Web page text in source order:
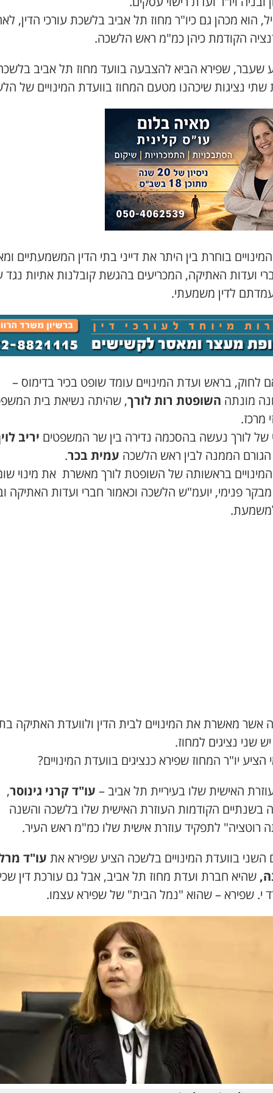
הוא מכהן גם כיו"ר מחוז תל אביב בלשכת עורכי הדין,
הקודמת כיהן כמ"מ ראש הלשכה.
שעבר, שפירא הביא להצבעה בוועד מחוז תל אביב
שתי נציגות שיכהנו מטעם המחוז בוועדת המינויים של
בוחרת בין היתר את דייני בתי הדין המשמעתיים
ועדות האתיקה, המכריעים בהגשת קובלנות אתיות נגד
לדין משמעתי.
לחוק, בראש ועדת המינויים עומד שופט בכיר בדימוס –
מונתה השופטת רות לורך, שהיתה נשיאת בית
מרכז.
של לורך נעשה בהסכמה נדירה בין שר המשפטים יריב
הממנה לבין ראש הלשכה עמית בכר.
בראשותה של השופטת לורך מאשרת את מינוי
פנימי, יועמ"ש הלשכה וכאמור חברי ועדות האתיקה
אשר מאשרת את המינויים לבית הדין ולוועדת האתיקה
שני נציגים למחוז.
הציע יו"ר המחוז שפירא כנציגים בוועדת המינויים?
האישית שלו בעיריית תל אביב – עו"ד קרני גינוסר,
בשנתיים הקודמות העוזרת האישית שלו בלשכה והשנה
רוטציה" לתפקיד עוזרת אישית שלו כמ"מ ראש העיר.
השני בוועדת המינויים בלשכה הציע שפירא את עו"ד
שהיא חברת ועדת מחוז תל אביב, אבל גם עורכת דין
י. שפירא – שהוא "נמל הבית" של שפירא עצמו.